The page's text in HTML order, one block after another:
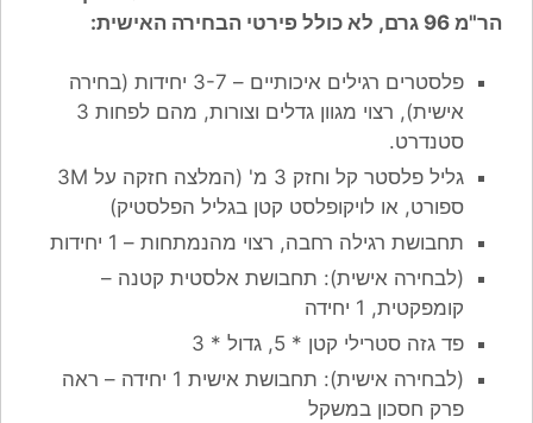
הר"מ 96 גרם, לא כולל פירטי הבחירה האישית:
פלסטרים רגילים איכותיים – 3-7 יחידות (בחירה
אישית), רצוי מגוון גדלים וצורות, מהם לפחות 3
סטנדרט.
גליל פלסטר קל וחזק 3 מ' (המלצה חזקה על 3M
ספורט, או לויקופלסט קטן בגליל הפלסטיק)
תחבושת רגילה רחבה, רצוי מהנמתחות – 1 יחידות
(לבחירה אישית): תחבושת אלסטית קטנה –
קומפקטית, 1 יחידה
פד גזה סטרילי קטן * 5, גדול * 3
(לבחירה אישית): תחבושת אישית 1 יחידה – ראה
פרק חסכון במשקל